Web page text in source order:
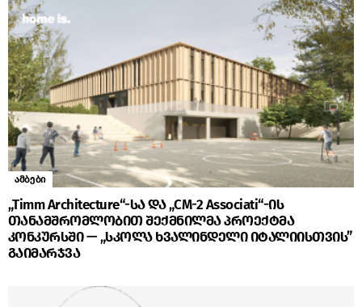
ამბები
„Timm Architecture“-სა და „CM-2 Associati“-ის
თანამშრომლობით შექმნილმა პროექტმა
კონკურსში — „სკოლა ხვალინდელი იტალიისთვის”
გაიმარჯვა